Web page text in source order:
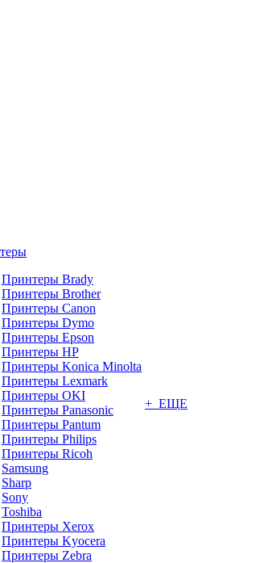
Принтеры Brady
Принтеры Brother
Принтеры Canon
Принтеры Dymo
Принтеры Epson
Принтеры HP
Принтеры Konica Minolta
Принтеры Lexmark
Принтеры OKI
Принтеры Panasonic
Принтеры Pantum
Принтеры Philips
Принтеры Ricoh
Samsung
Sharp
Sony
Toshiba
Принтеры Xerox
Принтеры Kyocera
Принтеры Zebra
+ ЕЩЕ